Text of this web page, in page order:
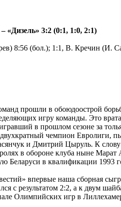
«Дизель» 3:2 (0:1, 1:0, 2:1)
8:56 (бол.); 1:1, В. Кречин (И.
прошли в обоюдоострой
игру команды. Это
в прошлом сезоне за
чемпион Евролиги,
и Дмитрий Цыруль. К слову
в обороне клуба ныне
Беларуси в квалификации 1993
впервые наша сборная
с результатом 2:2, а к двум
Олимпийских игр в